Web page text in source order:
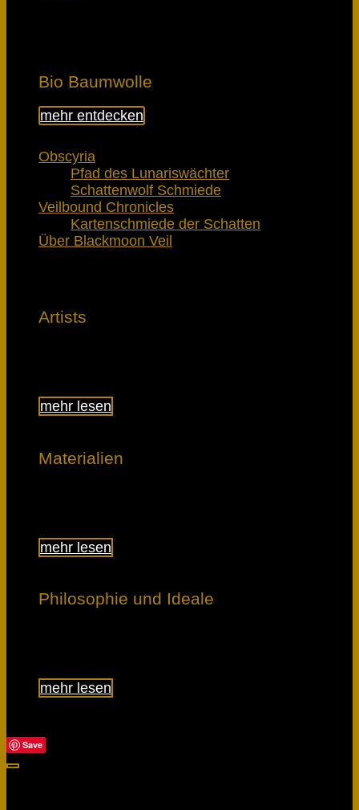
Bio Baumwolle
mehr entdecken
Obscyria
Pfad des Lunariswächter
Schattenwolf Schmiede
Veilbound Chronicles
Kartenschmiede der Schatten
Über Blackmoon Veil
Artists
mehr lesen
Materialien
mehr lesen
Philosophie und Ideale
mehr lesen
Save